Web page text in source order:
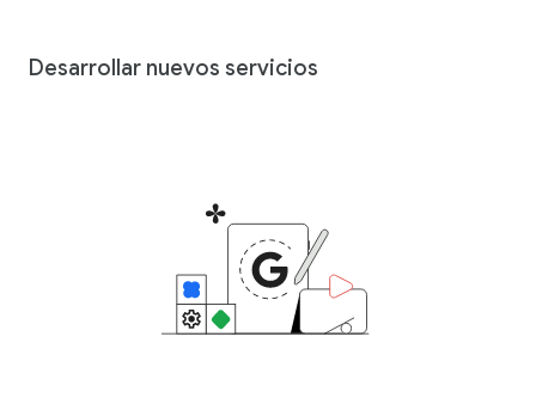
Desarrollar nuevos servicios